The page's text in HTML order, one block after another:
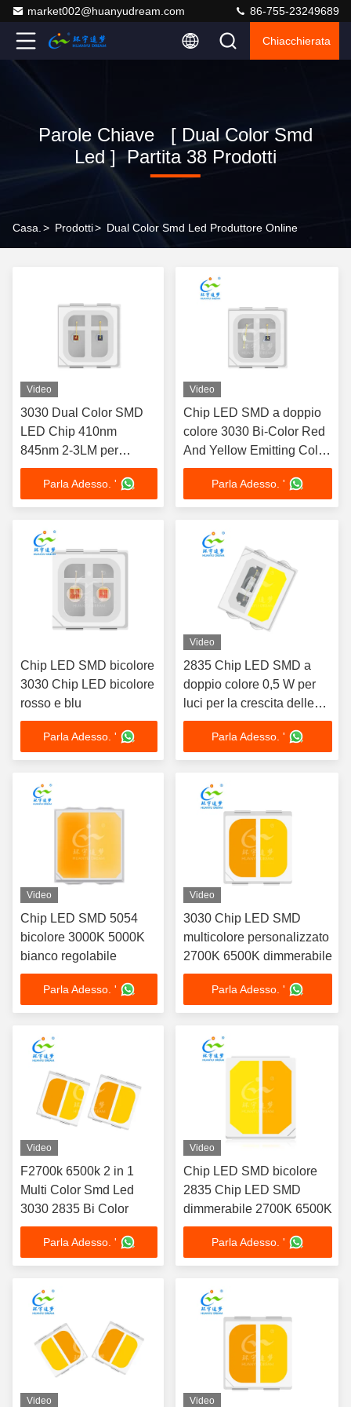
market002@huanyudream.com 86-755-23249689
Chiacchierata
Parole Chiave [ Dual Color Smd
Led ] Partita 38 Prodotti
Casa. > Prodotti> Dual Color Smd Led Produttore Online
Video
3030 Dual Color SMD
LED Chip 410nm
845nm 2-3LM per
dispositivi di bellezza
Parla Adesso. '
Video
Chip LED SMD a doppio
colore 3030 Bi-Color Red
And Yellow Emitting Color
LED Chip
Parla Adesso. '
Chip LED SMD bicolore
3030 Chip LED bicolore
rosso e blu
Parla Adesso. '
Video
2835 Chip LED SMD a
doppio colore 0,5 W per
luci per la crescita delle
piante
Parla Adesso. '
Video
Chip LED SMD 5054
bicolore 3000K 5000K
bianco regolabile
Parla Adesso. '
Video
3030 Chip LED SMD
multicolore personalizzato
2700K 6500K dimmerabile
Parla Adesso. '
Video
F2700k 6500k 2 in 1
Multi Color Smd Led
3030 2835 Bi Color
Parla Adesso. '
Video
Chip LED SMD bicolore
2835 Chip LED SMD
dimmerabile 2700K 6500K
Parla Adesso. '
Video Video